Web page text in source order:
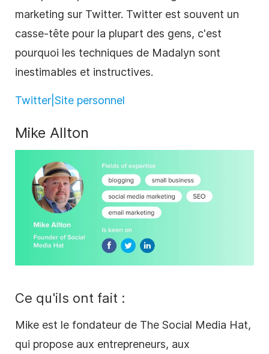
marketing sur Twitter. Twitter est souvent un
casse-tête pour la plupart des gens, c'est
pourquoi les techniques de Madalyn sont
inestimables et instructives.
Twitter| Site personnel
Mike Allton
Ce qu'ils ont fait :
Mike est le fondateur de The Social Media Hat,
qui propose aux entrepreneurs, aux